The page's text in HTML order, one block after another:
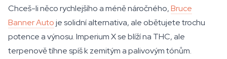
Chceš-li něco rychlejšího a méně náročného,Bruce
Banner Autoje solidní alternativa, ale obětujete trochu
potence a výnosu. Imperium X se blíží na THC, ale
terpenově tíhne spíš k zemitým a palivovým tónům.